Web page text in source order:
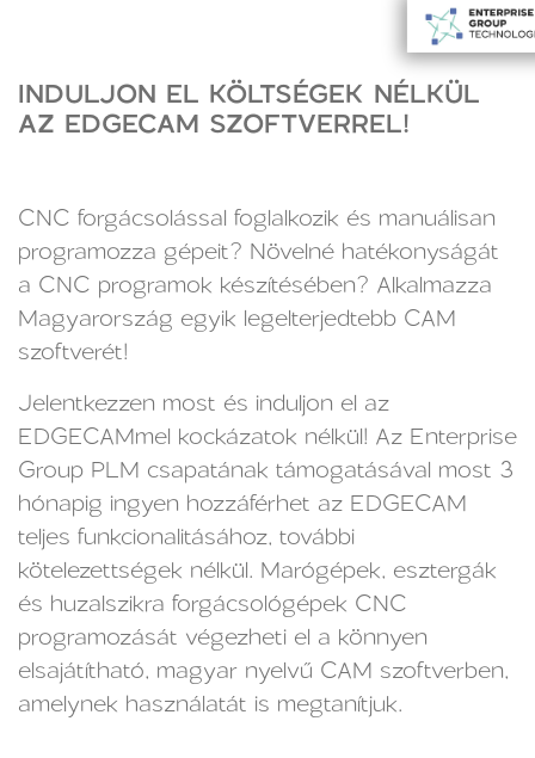
INDULJON EL KÖLTSÉGEK NÉLKÜL
AZ EDGECAM SZOFTVERREL!
CNC forgácsolással foglalkozik és manuálisan
programozza gépeit? Növelné hatékonyságát
a CNC programok készítésében? Alkalmazza
Magyarország egyik legelterjedtebb CAM
szoftverét!
Jelentkezzen most és induljon el az
EDGECAMmel kockázatok nélkül! Az Enterprise
Group PLM csapatának támogatásával most 3
hónapig ingyen hozzáférhet az EDGECAM
teljes funkcionalitásához, további
kötelezettségek nélkül. Marógépek, esztergák
és huzalszikra forgácsológépek CNC
programozását végezheti el a könnyen
elsajátítható, magyar nyelvű CAM szoftverben,
amelynek használatát is megtanítjuk.